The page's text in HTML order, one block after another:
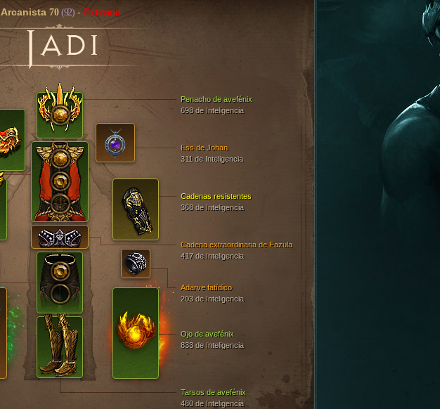
Arcanista 70 (92) - Extremo
JADI
Penacho de avefénix
698 de Inteligencia
Tarsos de avefénix
480 de Inteligencia
Cadenas resistentes
368 de Inteligencia
Ojo de avefénix
833 de Inteligencia
Cadena extraordinaria de Fazula
417 de Inteligencia
Adarve fatídico
203 de Inteligencia
Ess de Johan
311 de Inteligencia